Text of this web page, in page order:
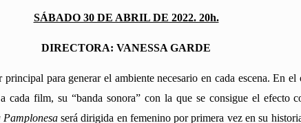
SÁBADO 30 DE ABRIL DE 2022. 20h.
DIRECTORA: VANESSA GARDE
para generar el ambiente necesario en cada escena. En
cada film, su “banda sonora” con la que se consigue el efecto
Pamplonesaserá dirigida en femenino por primera vez en su